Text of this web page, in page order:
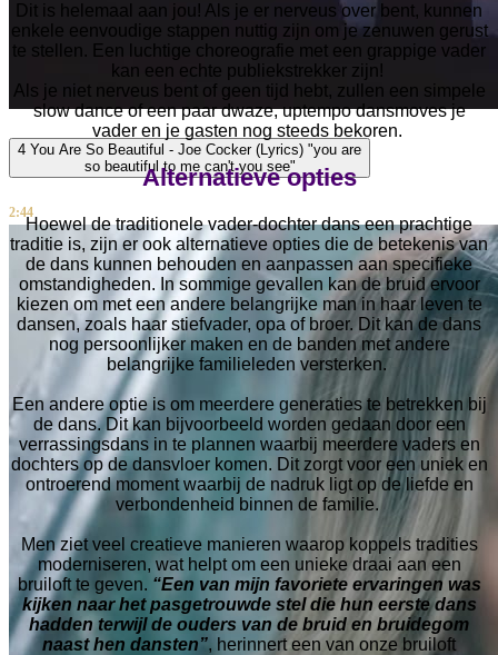
4 You Are So Beautiful - Joe Cocker (Lyrics) "you are
so beautiful to me can't you see"
2:44
Dit is helemaal aan jou! Als je er nerveus over bent, kunnen
enkele eenvoudige stappen nuttig zijn om je zenuwen gerust
te stellen. Een luchtige choreografie met een grappige vader
kan een echte publiekstrekker zijn!
Als je niet nerveus bent of geen tijd hebt, zullen een simpele
slow dance of een paar dwaze, uptempo dansmoves je
vader en je gasten nog steeds bekoren.
Alternatieve opties
Hoewel de traditionele vader-dochter dans een prachtige
traditie is, zijn er ook alternatieve opties die de betekenis van
de dans kunnen behouden en aanpassen aan specifieke
omstandigheden. In sommige gevallen kan de bruid ervoor
kiezen om met een andere belangrijke man in haar leven te
dansen, zoals haar stiefvader, opa of broer. Dit kan de dans
nog persoonlijker maken en de banden met andere
belangrijke familieleden versterken.
Een andere optie is om meerdere generaties te betrekken bij
de dans. Dit kan bijvoorbeeld worden gedaan door een
verrassingsdans in te plannen waarbij meerdere vaders en
dochters op de dansvloer komen. Dit zorgt voor een uniek en
ontroerend moment waarbij de nadruk ligt op de liefde en
verbondenheid binnen de familie.
Men ziet veel creatieve manieren waarop koppels tradities
moderniseren, wat helpt om een ​​unieke draai aan een
bruiloft te geven. “Een van mijn favoriete ervaringen was
kijken naar het pasgetrouwde stel die hun eerste dans
hadden terwijl de ouders van de bruid en bruidegom
naast hen dansten”, herinnert een van onze bruiloft